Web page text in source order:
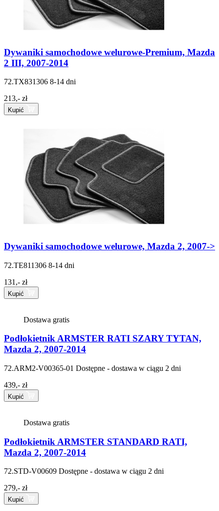
Dywaniki samochodowe welurowe-Premium, Mazda
2 III, 2007-2014
72.TX831306 8-14 dni
213,- zł
Kupić
Dywaniki samochodowe welurowe, Mazda 2, 2007->
72.TE811306 8-14 dni
131,- zł
Kupić
Dostawa gratis
Podłokietnik ARMSTER RATI SZARY TYTAN,
Mazda 2, 2007-2014
72.ARM2-V00365-01 Dostępne - dostawa w ciągu 2 dni
439,- zł
Kupić
Dostawa gratis
Podłokietnik ARMSTER STANDARD RATI,
Mazda 2, 2007-2014
72.STD-V00609 Dostępne - dostawa w ciągu 2 dni
279,- zł
Kupić